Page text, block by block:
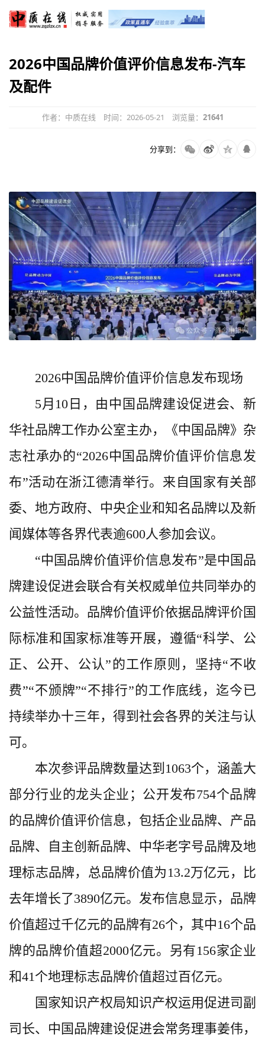
2026中国品牌价值评价信息发布-汽车
及配件
作者：中质在线 时间：2026-05-21 浏览量： 21641
分享到：
2026中国品牌价值评价信息发布现场
5月10日，由中国品牌建设促进会、新
华社品牌工作办公室主办，《中国品牌》杂
志社承办的“2026中国品牌价值评价信息发
布”活动在浙江德清举行。来自国家有关部
委、地方政府、中央企业和知名品牌以及新
闻媒体等各界代表逾600人参加会议。
“中国品牌价值评价信息发布”是中国品
牌建设促进会联合有关权威单位共同举办的
公益性活动。品牌价值评价依据品牌评价国
际标准和国家标准等开展，遵循“科学、公
正、公开、公认”的工作原则，坚持“不收
费”“不颁牌”“不排行”的工作底线，迄今已
持续举办十三年，得到社会各界的关注与认
可。
本次参评品牌数量达到1063个，涵盖大
部分行业的龙头企业；公开发布754个品牌
的品牌价值评价信息，包括企业品牌、产品
品牌、自主创新品牌、中华老字号品牌及地
理标志品牌，总品牌价值为13.2万亿元，比
去年增长了3890亿元。发布信息显示，品牌
价值超过千亿元的品牌有26个，其中16个品
牌的品牌价值超2000亿元。另有156家企业
和41个地理标志品牌价值超过百亿元。
国家知识产权局知识产权运用促进司副
司长、中国品牌建设促进会常务理事姜伟，